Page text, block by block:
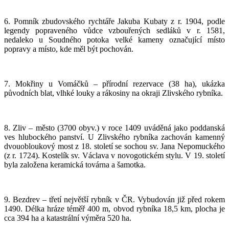
6. Pomník zbudovského rychtáře Jakuba Kubaty z r. 1904, podle
legendy popraveného vůdce vzbouřených sedláků v r. 1581,
nedaleko u Soudného potoka velké kameny označující místo
popravy a místo, kde měl být pochován.
7. Mokřiny u Vomáčků – přírodní rezervace (38 ha), ukázka
původních blat, vlhké louky a rákosiny na okraji Zlivského rybníka.
8. Zliv – město (3700 obyv.) v roce 1409 uváděná jako poddanská
ves hlubockého panství. U Zlivského rybníka zachován kamenný
dvouobloukový most z 18. století se sochou sv. Jana Nepomuckého
(z r. 1724). Kostelík sv. Václava v novogotickém stylu. V 19. století
byla založena keramická továrna a šamotka.
9. Bezdrev – třetí největší rybník v ČR. Vybudován již před rokem
1490. Délka hráze téměř 400 m, obvod rybníka 18,5 km, plocha je
cca 394 ha a katastrální výměra 520 ha.